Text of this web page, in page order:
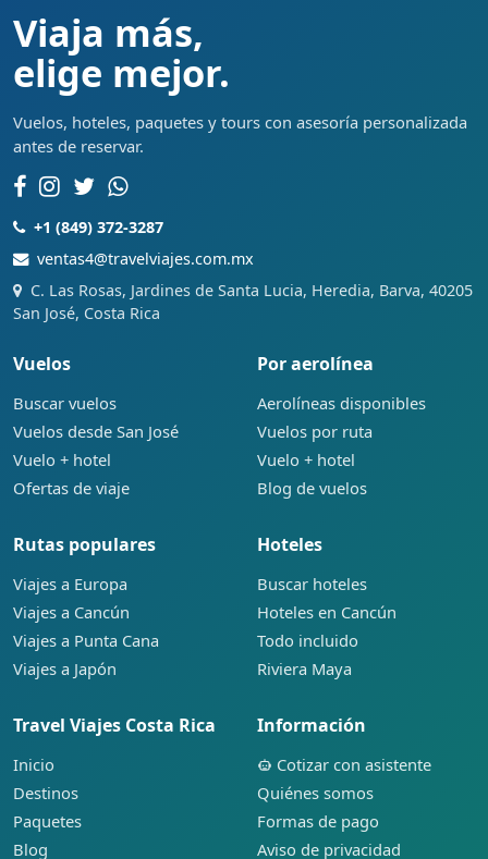
Viaja más,
elige mejor.
Vuelos, hoteles, paquetes y tours con asesoría personalizada
antes de reservar.
+1 (849) 372-3287
ventas4@travelviajes.com.mx
C. Las Rosas, Jardines de Santa Lucia, Heredia, Barva, 40205
San José, Costa Rica
Vuelos
Buscar vuelos
Vuelos desde San José
Vuelo + hotel
Ofertas de viaje
Por aerolínea
Aerolíneas disponibles
Vuelos por ruta
Vuelo + hotel
Blog de vuelos
Rutas populares
Viajes a Europa
Viajes a Cancún
Viajes a Punta Cana
Viajes a Japón
Hoteles
Buscar hoteles
Hoteles en Cancún
Todo incluido
Riviera Maya
Travel Viajes Costa Rica
Inicio
Destinos
Paquetes
Blog
Información
Cotizar con asistente
Quiénes somos
Formas de pago
Aviso de privacidad